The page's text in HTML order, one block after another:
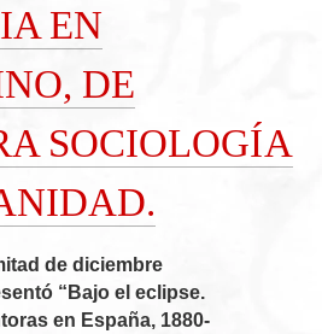
EN
DE
SOCIOLOGÍA
de diciembre
“Bajo el eclipse.
en España, 1880-